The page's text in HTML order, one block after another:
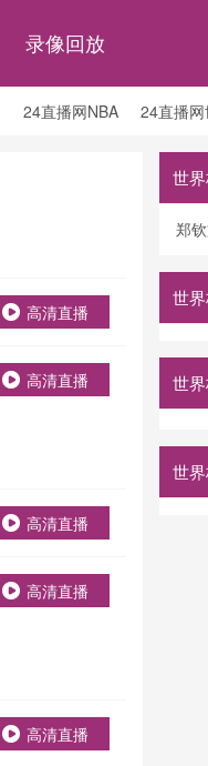
录像回放
24直播网NBA 24直播
高清直播
高清直播
高清直播
高清直播
高清直播
世
郑
世
世
世